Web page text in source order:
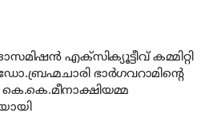
എക്‌സിക്യൂട്ടീവ് കമ്മിറ്റി
ഭാര്‍ഗവറാമിന്റെ